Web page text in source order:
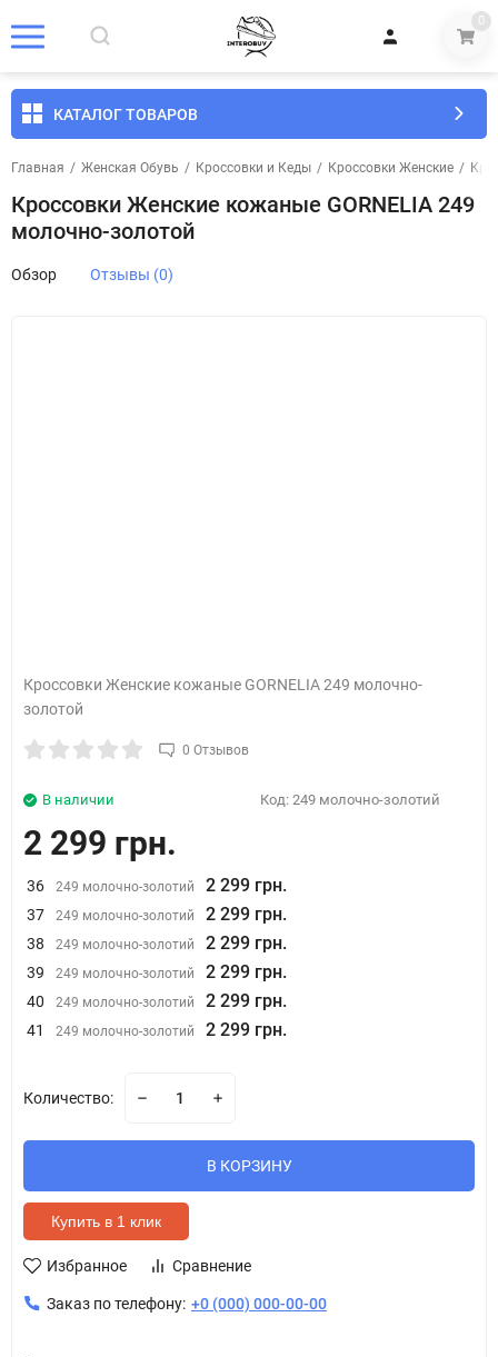
0
КАТАЛОГ ТОВАРОВ
Главная / Женская Обувь / Кроссовки и Кеды / Кроссовки Женские /
Кроссовки Женские кожаные GORNELIA 249
молочно-золотой
Обзор Отзывы (0)
Кроссовки Женские кожаные GORNELIA 249 молочно-
золотой
0 Отзывов
В наличии Код: 249 молочно-золотий
2 299 грн.
36 249 молочно-золотий 2 299 грн.
37 249 молочно-золотий 2 299 грн.
38 249 молочно-золотий 2 299 грн.
39 249 молочно-золотий 2 299 грн.
40 249 молочно-золотий 2 299 грн.
41 249 молочно-золотий 2 299 грн.
Количество:
В КОРЗИНУ
Купить в 1 клик
Избранное Сравнение
Заказ по телефону: +0 (000) 000-00-00